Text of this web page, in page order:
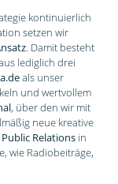
kontinuierlich
setzen wir
. Damit besteht
lediglich drei
als unser
und wertvollem
, über den wir mit
neue kreative
Public Relations in
wie Radiobeiträge,